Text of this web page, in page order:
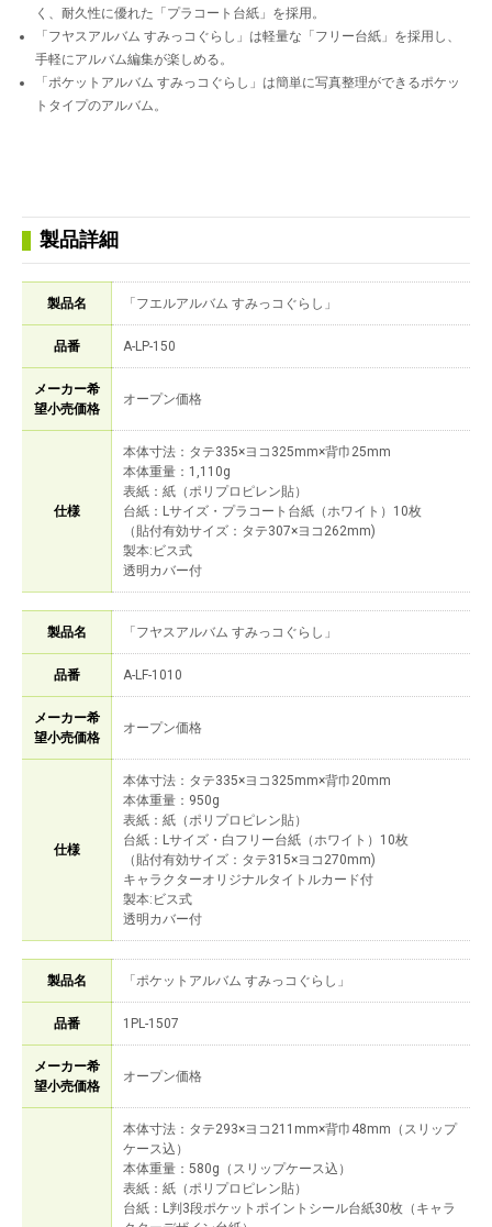
く、耐久性に優れた「プラコート台紙」を採用。
「フヤスアルバム すみっコぐらし」は軽量な「フリー台紙」を採用し、
手軽にアルバム編集が楽しめる。
「ポケットアルバム すみっコぐらし」は簡単に写真整理ができるポケッ
トタイプのアルバム。
製品詳細
製品名 「フエルアルバム すみっコぐらし」
品番 A-LP-150
メーカー希
望小売価格
オープン価格
仕様
本体寸法：タテ335×ヨコ325mm×背巾25mm
本体重量：1,110g
表紙：紙（ポリプロピレン貼）
台紙：Lサイズ・プラコート台紙（ホワイト）10枚
（貼付有効サイズ：タテ307×ヨコ262mm)
製本:ビス式
透明カバー付
製品名 「フヤスアルバム すみっコぐらし」
品番 A-LF-1010
メーカー希
望小売価格
オープン価格
仕様
本体寸法：タテ335×ヨコ325mm×背巾20mm
本体重量：950g
表紙：紙（ポリプロピレン貼）
台紙：Lサイズ・白フリー台紙（ホワイト）10枚
（貼付有効サイズ：タテ315×ヨコ270mm)
キャラクターオリジナルタイトルカード付
製本:ビス式
透明カバー付
製品名 「ポケットアルバム すみっコぐらし」
品番 1PL-1507
メーカー希
望小売価格
オープン価格
本体寸法：タテ293×ヨコ211mm×背巾48mm（スリップ
ケース込）
本体重量：580g（スリップケース込）
表紙：紙（ポリプロピレン貼）
台紙：L判3段ポケットポイントシール台紙30枚（キャラ